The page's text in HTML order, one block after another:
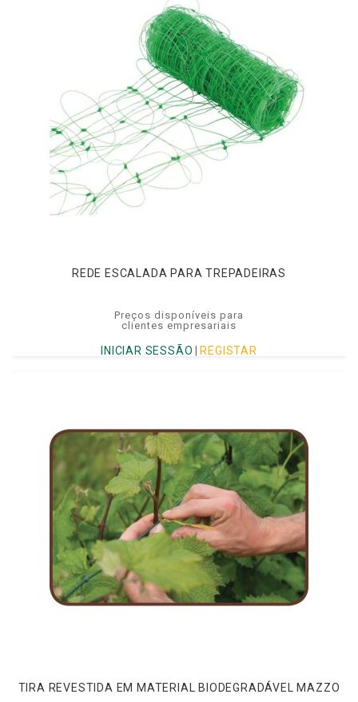
REDE ESCALADA PARA TREPADEIRAS
Preços disponíveis para
clientes empresariais
INICIAR SESSÃO REGISTAR
TIRA REVESTIDA EM MATERIAL BIODEGRADÁVEL MAZZO